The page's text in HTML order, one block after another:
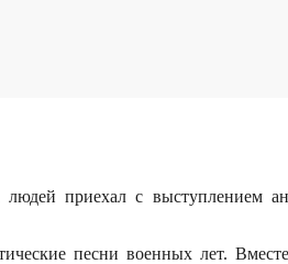
приехал с выступлением
песни военных лет.